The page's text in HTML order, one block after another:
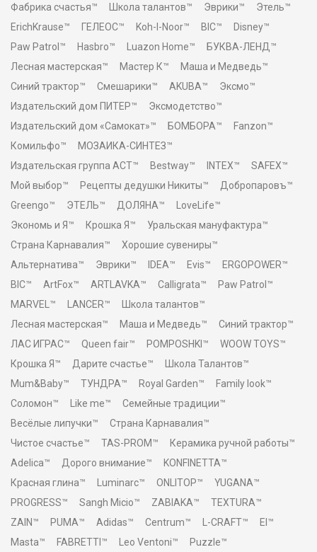
Фабрика счастья™
Школа талантов™ Эврики™
Этель™
ErichKrause™
ГЕЛЕОС™ Koh-I-Noor™ BIC™
Disney™
Paw Patrol™
Hasbro™ Luazon Home™
БУКВА-ЛЕНД™
Лесная мастерская™
Мастер К™
Маша и Медведь™
Синий трактор™
Смешарики™ AKUBA™
Эксмо™
Издательский дом ПИТЕР™
Эксмодетство™
Издательский дом «Самокат»™
БОМБОРА™
Fanzon™
Комильфо™
МОЗАИКА-СИНТЕЗ™
Издательская группа АСТ™
Bestway™ INTEX™
SAFEX™
Мой выбор™
Рецепты дедушки Никиты™
Добропаровъ™
Greengo™
ЭТЕЛЬ™ ДОЛЯНА™
LoveLife™
Экономь и Я™
Крошка Я™
Уральская мануфактура™
Страна Карнавалия™
Хорошие сувениры™
Альтернатива™
Эврики™ IDEA™ Evis™
ERGOPOWER™
BIC™
ArtFox™ ARTLAVKA™ Calligrata™
Paw Patrol™
MARVEL™
LANCER™
Школа талантов™
Лесная мастерская™
Маша и Медведь™
Синий трактор™
ЛАС ИГРАС™
Queen fair™ POMPOSHKI™
WOOW TOYS™
Крошка Я™
Дарите счастье™
Школа Талантов™
Mum&Baby™
ТУНДРА™ Royal Garden™
Family look™
Соломон™
Like me™
Семейные традиции™
Весёлые липучки™
Страна Карнавалия™
Чистое счастье™
TAS-PROM™
Керамика ручной работы™
Adelica™
Дорого внимание™
KONFINETTA™
Красная глина™
Luminarc™ ONLITOP™
YUGANA™
PROGRESS™
Sangh Micio™ ZABIAKA™
TEXTURA™
ZAIN™
PUMA™ Adidas™ Centrum™ L-CRAFT™
El™
Masta™
FABRETTI™ Leo Ventoni™
Puzzle™